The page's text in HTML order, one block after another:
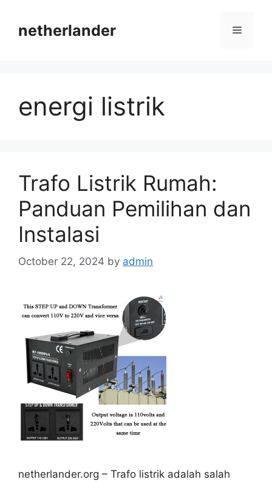
contentnetherlander Menu
energi listrik
Trafo Listrik Rumah:
Panduan Pemilihan dan
Instalasi
October 22, 2024 by admin
netherlander.org – Trafo listrik adalah salah